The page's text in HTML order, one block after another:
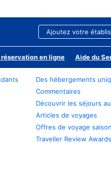
Ajoutez votre
en ligne Aide du
Des hébergements
Commentaires
Découvrir les séjours
Articles de voyages
Offres de voyage
Traveller Review Awards